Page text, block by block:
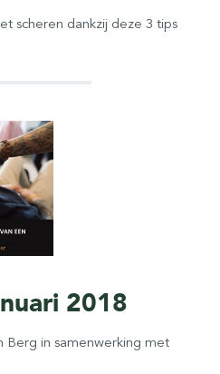
scheren dankzij deze 3 tips
2018
Berg in samenwerking met